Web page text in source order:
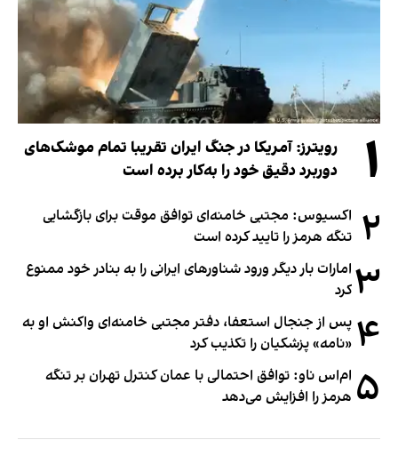
۱
رویترز: آمریکا در جنگ ایران تقریبا تمام موشک‌های
دوربرد دقیق خود را به‌کار برده است
۲ اکسیوس: مجتبی خامنه‌ای توافق موقت برای بازگشایی
تنگه هرمز را تایید کرده است
۳ امارات بار دیگر ورود شناورهای ایرانی را به بنادر خود ممنوع
کرد
۴ پس از جنجال استعفا، دفتر مجتبی خامنه‌ای واکنش او به
«نامه» پزشکیان را تکذیب کرد
۵ ام‌اس ناو: توافق احتمالی با عمان کنترل تهران بر تنگه
هرمز را افزایش می‌دهد